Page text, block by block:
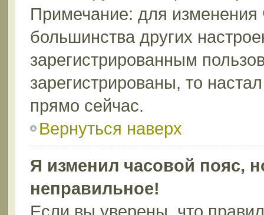
Примечание: для изменения
большинства других
зарегистрированным
зарегистрированы, то
прямо сейчас.
Вернуться наверх
Я изменил часовой пояс,
неправильное!